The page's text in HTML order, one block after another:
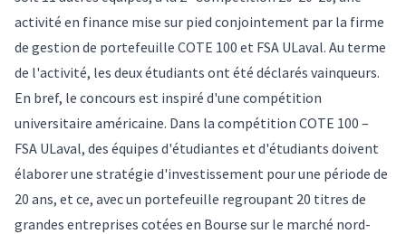
activité en finance mise sur pied conjointement par la firme
de gestion de portefeuille COTE 100 et FSA ULaval. Au terme
de l'activité, les deux étudiants ont été déclarés vainqueurs.
En bref, le concours est inspiré d'une compétition
universitaire américaine. Dans la compétition COTE 100 –
FSA ULaval, des équipes d'étudiantes et d'étudiants doivent
élaborer une stratégie d'investissement pour une période de
20 ans, et ce, avec un portefeuille regroupant 20 titres de
grandes entreprises cotées en Bourse sur le marché nord-